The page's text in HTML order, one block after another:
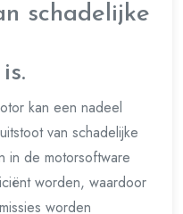
schadelijke
kan een nadeel
van schadelijke
in de motorsoftware
worden, waardoor
worden